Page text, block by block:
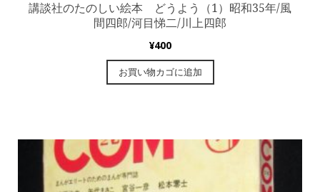
講談社のたのしい絵本 どうよう（1）昭和35年/風
間四郎/河目悌二/川上四郎
¥400
お買い物カゴに追加